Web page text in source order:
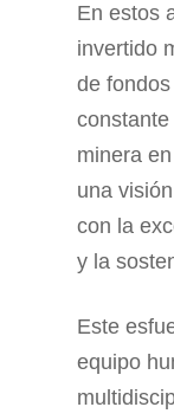
En estos
invertido
de
minera
una
con la
y la
Este
equipo